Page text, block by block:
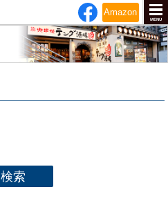
Amazon
MENU
検索